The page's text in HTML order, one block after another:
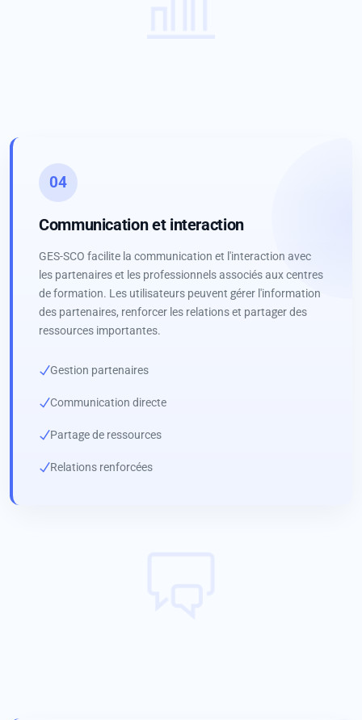
04
Communication et interaction
GES-SCO facilite la communication et l'interaction avec
les partenaires et les professionnels associés aux centres
de formation. Les utilisateurs peuvent gérer l'information
des partenaires, renforcer les relations et partager des
ressources importantes.
Gestion partenaires
Communication directe
Partage de ressources
Relations renforcées